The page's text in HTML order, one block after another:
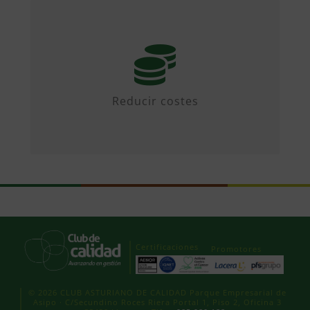
Reducir costes
Mediante iniciativas colaborativas y
diseñando propuestas.
Certificaciones Promotores
© 2026 CLUB ASTURIANO DE CALIDAD Parque Empresarial de
Asipo · C/Secundino Roces Riera Portal 1, Piso 2, Oficina 3